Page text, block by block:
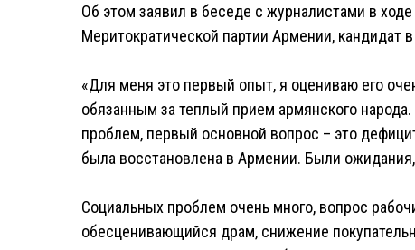
Об этом заявил в беседе с журналистами в
Меритократической партии Армении, кандидат
«Для меня это первый опыт, я оцениваю его
обязанным за теплый прием армянского
проблем, первый основной вопрос – это
была восстановлена в Армении. Были
Социальных проблем очень много, вопрос
обесценивающийся драм, снижение